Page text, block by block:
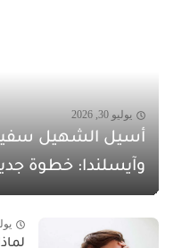
يوليو 30, 2026
أسيل الشهيل
وآيسلندا: خطوة
يوليو